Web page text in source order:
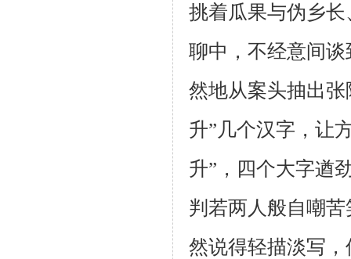
挑着瓜果与伪乡
聊中，不经意间谈
然地从案头抽出
升”几个汉字，让
升”，四个大字遒
判若两人般自嘲苦
然说得轻描淡写